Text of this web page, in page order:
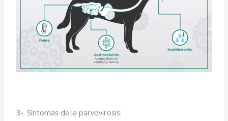
3-. Síntomas de la parvovirosis.